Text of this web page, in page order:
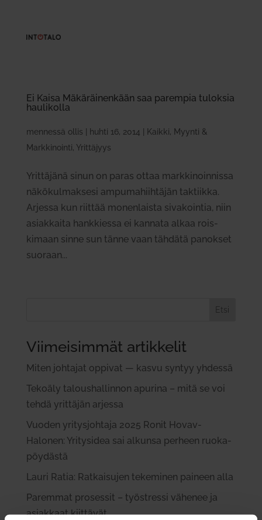
Ei Kaisa Mäkä­räi­nenkään saa parempia tuloksia
hau­li­kolla
mennessä ollis huhti 16, 2014 Kaikki, Myynti &
Markkinointi, Yrittäjyys
Yrit­täjänä sinun on paras ottaa mark­ki­noin­nissa
näkö­kul­maksesi ampu­ma­hiih­täjän tak­tiikka.
Arjessa kun riittää monen­laista siva­kointia, niin
asiak­kaita hank­kiessa ei kannata alkaa rois­
kimaan sinne sun tänne vaan tähdätä panokset
suoraan...
Etsi
Viimeisimmät artikkelit
Miten joh­tajat oppivat — kasvu syntyy yhdessä
Tekoäly talous­hal­linnon apurina – mitä se voi
tehdä yrit­täjän arjessa
Vuoden yri­tys­johtaja 2025 Ronit Hovav-
Halonen: Yri­tysidea sai alkunsa perheen ruo­ka­
pöy­dästä
Lauri Ratia: Rat­kai­sujen teke­minen paineen alla
Paremmat pro­sessit – työ­stressi vähenee ja
asiakkaat kiit­tävät